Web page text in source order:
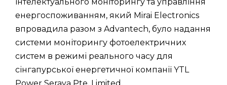
енергоспоживанням, який Mirai Electronics
впровадила разом з Advantech, було надання
системи моніторингу фотоелектричних
систем в режимі реального часу для
сінгапурської енергетичної компанії YTL
Power Seraya Pte. Limited.